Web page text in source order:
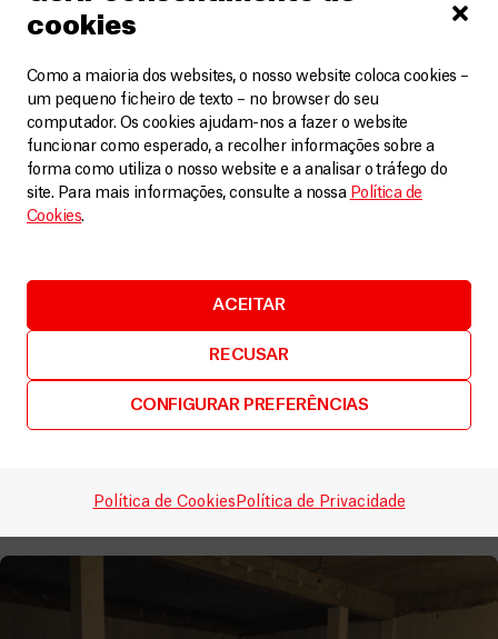
cookies
Como a maioria dos websites, o nosso website coloca cookies –
um pequeno ficheiro de texto – no browser do seu
computador. Os cookies ajudam-nos a fazer o website
funcionar como esperado, a recolher informações sobre a
forma como utiliza o nosso website e a analisar o tráfego do
site. Para mais informações, consulte a nossa Política de
Cookies.
ACEITAR
RECUSAR
CONFIGURAR PREFERÊNCIAS
Política de Cookies Política de Privacidade
Violência contra migrantes aumenta após
fechamento de fronteiras na Europa
Artigos 22 Julho, 2016
LEIA MAIS
Bulgária: projetos de MSF para refugiados chegando
Artigos 13 Junho, 2014